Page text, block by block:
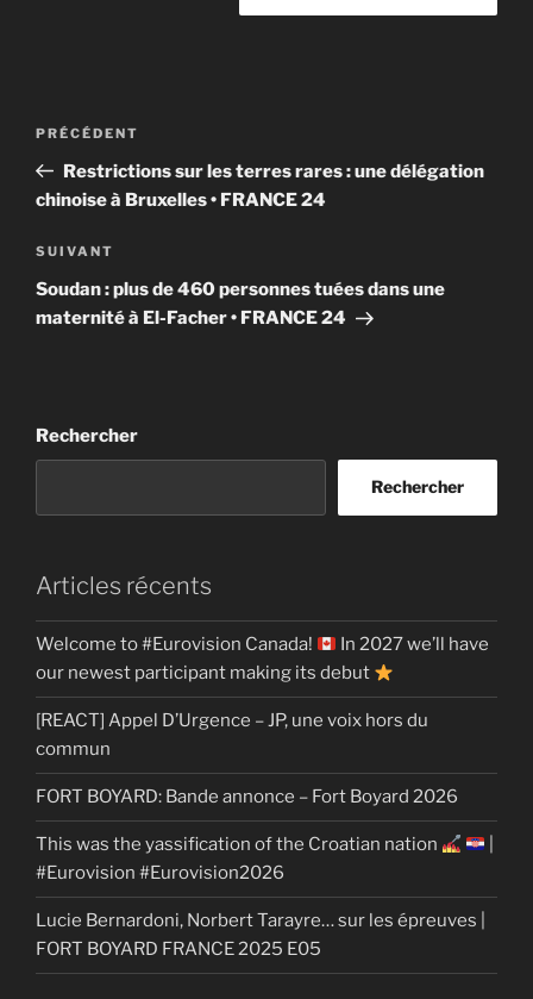
Navigation
l’article
Article
précédent
PRÉCÉDENT
Restrictions sur les terres rares : une délégation
chinoise à Bruxelles • FRANCE 24
Article
suivant
SUIVANT
Soudan : plus de 460 personnes tuées dans une
maternité à El-Facher • FRANCE 24
Rechercher
Rechercher
Articles récents
Welcome to #Eurovision Canada!
In 2027 we’ll have
our newest participant making its debut
[REACT] Appel D’Urgence – JP, une voix hors du
commun
FORT BOYARD: Bande annonce – Fort Boyard 2026
This was the yassification of the Croatian nation
#Eurovision #Eurovision2026
Lucie Bernardoni, Norbert Tarayre… sur les épreuves |
FORT BOYARD FRANCE 2025 E05